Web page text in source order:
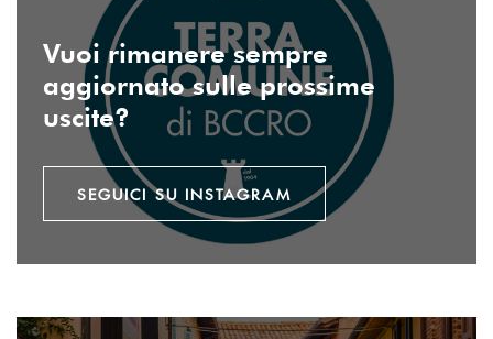
Vuoi rimanere sempre
aggiornato sulle prossime
uscite?
SEGUICI SU INSTAGRAM
Invia email